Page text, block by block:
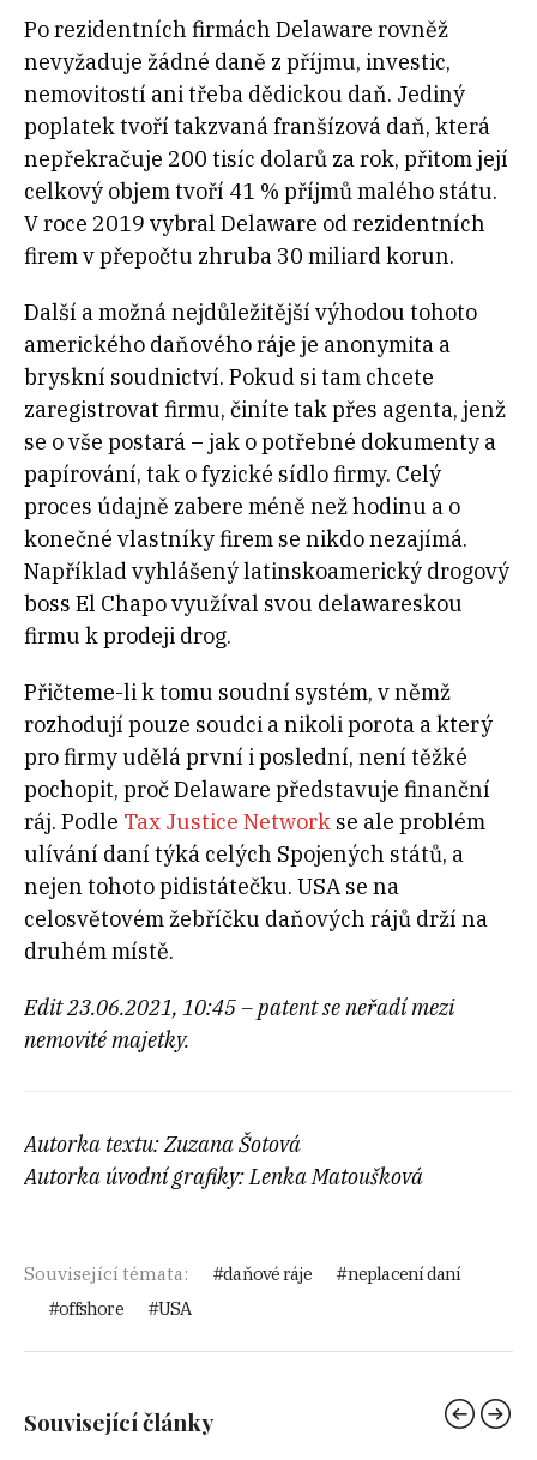
Po rezidentních firmách Delaware rovněž
nevyžaduje žádné daně z příjmu, investic,
nemovitostí ani třeba dědickou daň. Jediný
poplatek tvoří takzvaná franšízová daň, která
nepřekračuje 200 tisíc dolarů za rok, přitom její
celkový objem tvoří 41 % příjmů malého státu.
V roce 2019 vybral Delaware od rezidentních
firem v přepočtu zhruba 30 miliard korun.
Další a možná nejdůležitější výhodou tohoto
amerického daňového ráje je anonymita a
bryskní soudnictví. Pokud si tam chcete
zaregistrovat firmu, činíte tak přes agenta, jenž
se o vše postará – jak o potřebné dokumenty a
papírování, tak o fyzické sídlo firmy. Celý
proces údajně zabere méně než hodinu a o
konečné vlastníky firem se nikdo nezajímá.
Například vyhlášený latinskoamerický drogový
boss El Chapo využíval svou delawareskou
firmu k prodeji drog.
Přičteme-li k tomu soudní systém, v němž
rozhodují pouze soudci a nikoli porota a který
pro firmy udělá první i poslední, není těžké
pochopit, proč Delaware představuje finanční
ráj. Podle Tax Justice Network se ale problém
ulívání daní týká celých Spojených států, a
nejen tohoto pidistátečku. USA se na
celosvětovém žebříčku daňových rájů drží na
druhém místě.
Edit 23.06.2021, 10:45 – patent se neřadí mezi
nemovité majetky.
Autorka textu: Zuzana Šotová
Autorka úvodní grafiky: Lenka Matoušková
Související témata: daňové ráje
neplacení daní
offshore
USA
Související články